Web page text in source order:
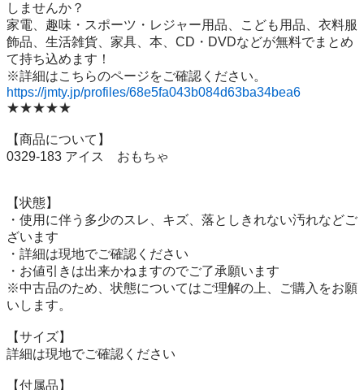
しませんか？
家電、趣味・スポーツ・レジャー用品、こども用品、衣料服
飾品、生活雑貨、家具、本、CD・DVDなどが無料でまとめ
て持ち込めます！
https://jmty.jp/profiles/68e5fa043b084d63ba34bea6
★★★★★
【商品について】
0329-183 アイス　おもちゃ
【状態】
・使用に伴う多少のスレ、キズ、落としきれない汚れなどご
ざいます
・詳細は現地でご確認ください
・お値引きは出来かねますのでご了承願います
※中古品のため、状態についてはご理解の上、ご購入をお願
いします。
【サイズ】
詳細は現地でご確認ください
【付属品】